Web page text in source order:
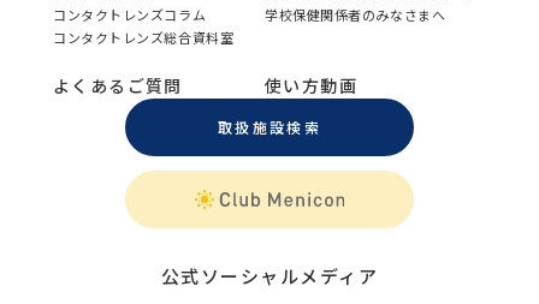
コンタクトレンズコラム
学校保健関係者のみなさまへ
コンタクトレンズ総合資料室
よくあるご質問 使い方動画
取扱施設検索
公式ソーシャルメディア